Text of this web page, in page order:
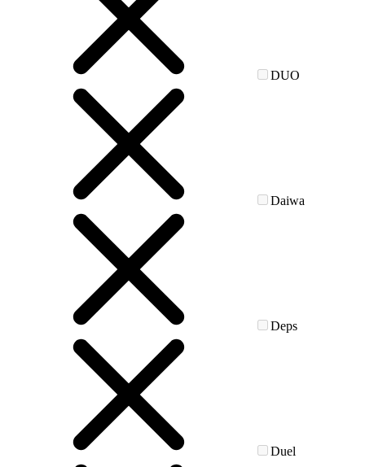
DUO
Daiwa
Deps
Duel